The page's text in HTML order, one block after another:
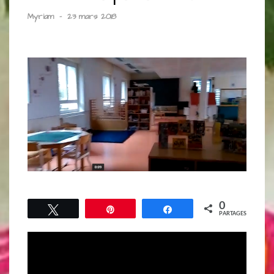
Myriam - 23 mars 2018
Partagez 0
PARTAGES